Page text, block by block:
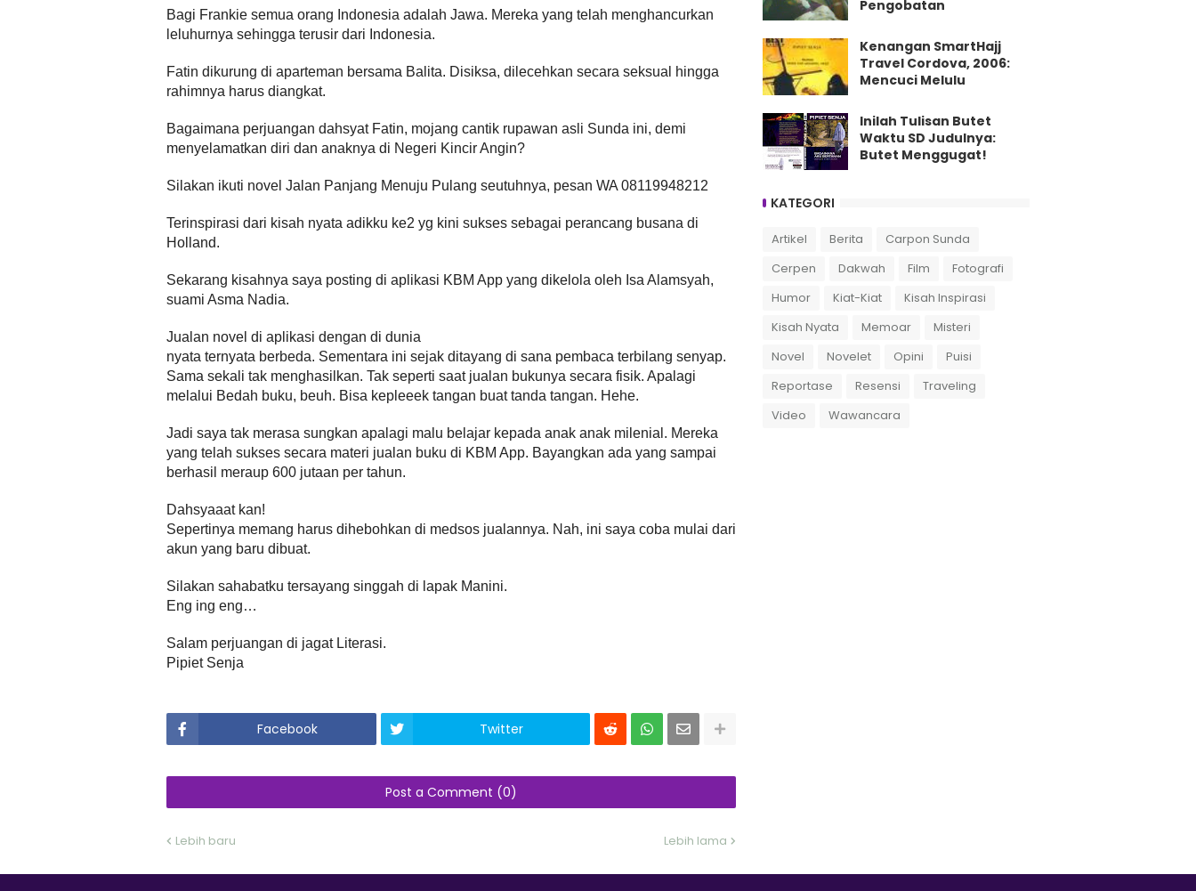
Bagi Frankie semua orang Indonesia adalah Jawa. Mereka yang telah menghancurkan
leluhurnya sehingga terusir dari Indonesia.
Fatin dikurung di aparteman bersama Balita. Disiksa, dilecehkan secara seksual hingga
rahimnya harus diangkat.
Bagaimana perjuangan dahsyat Fatin, mojang cantik rupawan asli Sunda ini, demi
menyelamatkan diri dan anaknya di Negeri Kincir Angin?
Silakan ikuti novel Jalan Panjang Menuju Pulang seutuhnya, pesan WA 08119948212
Terinspirasi dari kisah nyata adikku ke2 yg kini sukses sebagai perancang busana di
Holland.
Sekarang kisahnya saya posting di aplikasi KBM App yang dikelola oleh Isa Alamsyah,
suami Asma Nadia.
Jualan novel di aplikasi dengan di dunia
nyata ternyata berbeda. Sementara ini sejak ditayang di sana pembaca terbilang senyap.
Sama sekali tak menghasilkan. Tak seperti saat jualan bukunya secara fisik. Apalagi
melalui Bedah buku, beuh. Bisa kepleeek tangan buat tanda tangan. Hehe.
Jadi saya tak merasa sungkan apalagi malu belajar kepada anak anak milenial. Mereka
yang telah sukses secara materi jualan buku di KBM App. Bayangkan ada yang sampai
berhasil meraup 600 jutaan per tahun.
Dahsyaaat kan!
Sepertinya memang harus dihebohkan di medsos jualannya. Nah, ini saya coba mulai dari
akun yang baru dibuat.
Silakan sahabatku tersayang singgah di lapak Manini.
Eng ing eng…
Salam perjuangan di jagat Literasi.
Pipiet Senja
Facebook Twitter
Post a Comment (0)
Lebih baru Lebih lama
Pengobatan
Kenangan SmartHajj
Travel Cordova, 2006:
Mencuci Melulu
Inilah Tulisan Butet
Waktu SD Judulnya:
Butet Menggugat!
KATEGORI
Artikel Berita
Carpon Sunda
Cerpen
Dakwah Film
Fotografi
Humor
Kiat-Kiat
Kisah Inspirasi
Kisah Nyata
Memoar
Misteri
Novel
Novelet Opini
Puisi
Reportase
Resensi
Traveling
Video
Wawancara